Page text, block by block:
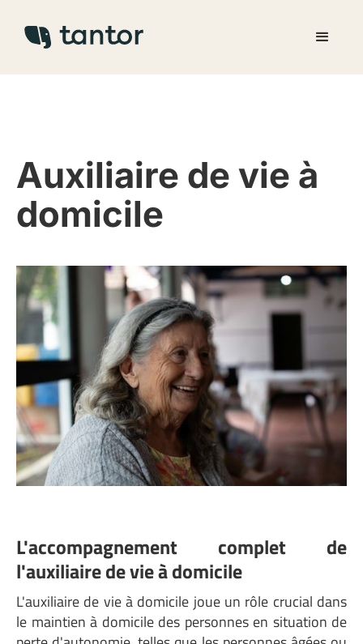
Auxiliaire de vie à
domicile
L'accompagnement complet de
l'auxiliaire de vie à domicile
L'auxiliaire de vie à domicile joue un rôle crucial dans
le maintien à domicile des personnes en situation de